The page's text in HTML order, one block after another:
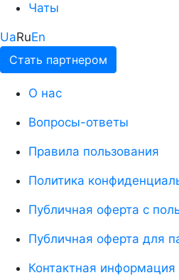
Чаты
UaRuEn
Стать партнером
О нас
Вопросы-ответы
Правила пользования
Политика
Публичная оферта с
Публичная оферта для
Контактная информация